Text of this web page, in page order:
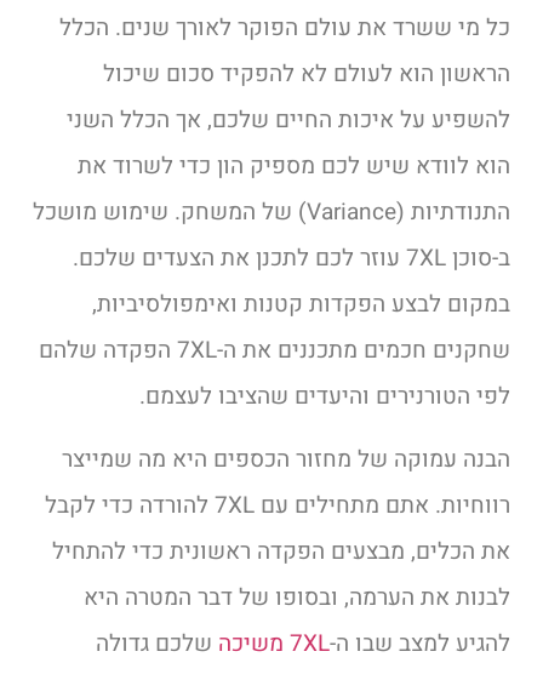
כל מי ששרד את עולם הפוקר לאורך שנים. הכלל
הראשון הוא לעולם לא להפקיד סכום שיכול
להשפיע על איכות החיים שלכם, אך הכלל השני
הוא לוודא שיש לכם מספיק הון כדי לשרוד את
התנודתיות (Variance) של המשחק. שימוש מושכל
ב-סוכן 7XL עוזר לכם לתכנן את הצעדים שלכם.
במקום לבצע הפקדות קטנות ואימפולסיביות,
שחקנים חכמים מתכננים את ה-7XL הפקדה שלהם
לפי הטורנירים והיעדים שהציבו לעצמם.
הבנה עמוקה של מחזור הכספים היא מה שמייצר
רווחיות. אתם מתחילים עם 7XL להורדה כדי לקבל
את הכלים, מבצעים הפקדה ראשונית כדי להתחיל
לבנות את הערמה, ובסופו של דבר המטרה היא
להגיע למצב שבו ה-7XL משיכה
שלכם גדולה